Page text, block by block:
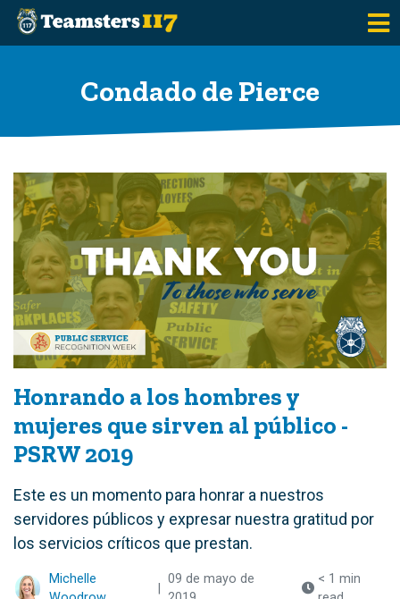
Condado de Pierce
Honrando a los hombres y
mujeres que sirven al público -
PSRW 2019
Este es un momento para honrar a nuestros
servidores públicos y expresar nuestra gratitud por
los servicios críticos que prestan.
Michelle
09 de mayo de
< 1 min